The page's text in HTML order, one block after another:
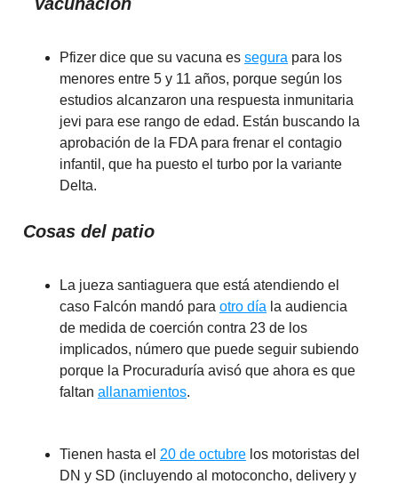
Pfizer dice que su vacuna es segura para los
menores entre 5 y 11 años, porque según los
estudios alcanzaron una respuesta inmunitaria
jevi para ese rango de edad. Están buscando la
aprobación de la FDA para frenar el contagio
infantil, que ha puesto el turbo por la variante
Delta.
Cosas del patio
La jueza santiaguera que está atendiendo el
caso Falcón mandó para otro día la audiencia
de medida de coerción contra 23 de los
implicados, número que puede seguir subiendo
porque la Procuraduría avisó que ahora es que
faltan allanamientos.
Tienen hasta el 20 de octubre los motoristas del
DN y SD (incluyendo al motoconcho, delivery y